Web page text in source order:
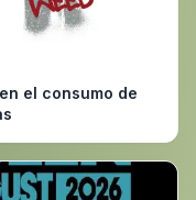
el consumo de